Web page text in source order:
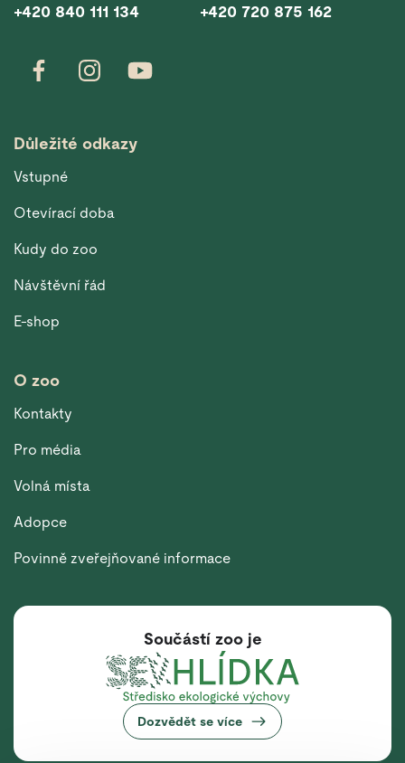
+420 840 111 134 +420 720 875 162
Důležité odkazy
Vstupné
Otevírací doba
Kudy do zoo
Návštěvní řád
E-shop
O zoo
Kontakty
Pro média
Volná místa
Adopce
Povinně zveřejňované informace
Součástí zoo je
Dozvědět se více